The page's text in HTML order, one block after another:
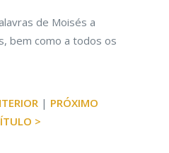
de Moisés a
bem como a todos os
| PRÓXIMO
>